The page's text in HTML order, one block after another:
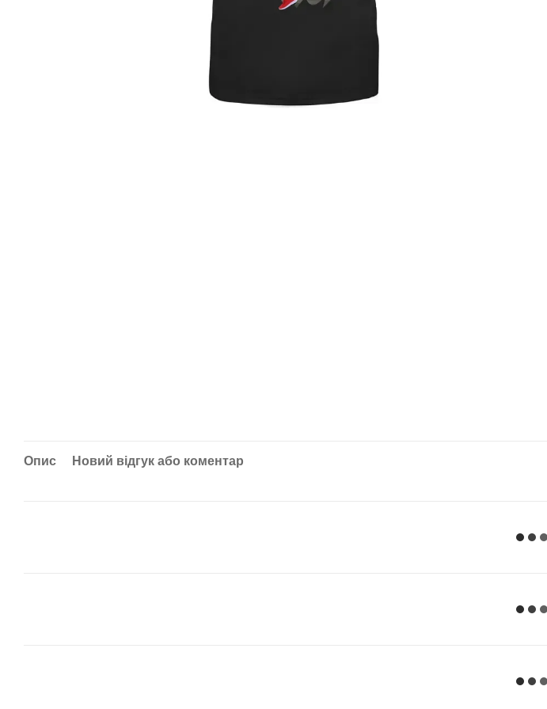
Опис Новий відгук або коментар